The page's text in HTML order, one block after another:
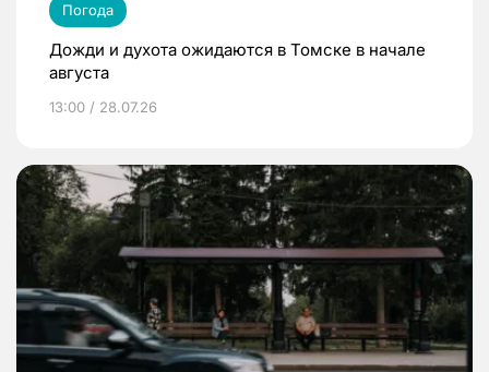
Погода
Дожди и духота ожидаются в Томске в начале
августа
13:00 / 28.07.26